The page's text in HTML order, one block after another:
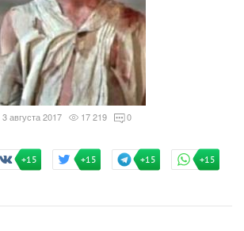
3 августа 2017 17 219 0
+15 +15 +15 +15